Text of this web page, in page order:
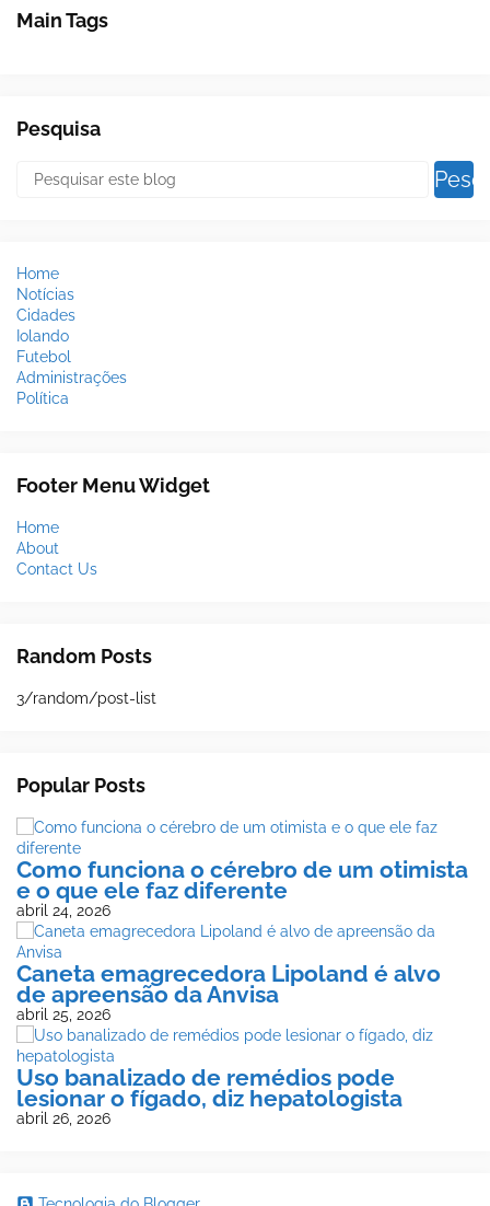
Main Tags
Pesquisa
Home
Notícias
Cidades
Iolando
Futebol
Administrações
Política
Footer Menu Widget
Home
About
Contact Us
Random Posts
3/random/post-list
Popular Posts
Como funciona o cérebro de um otimista
e o que ele faz diferente
abril 24, 2026
Caneta emagrecedora Lipoland é alvo
de apreensão da Anvisa
abril 25, 2026
Uso banalizado de remédios pode
lesionar o fígado, diz hepatologista
abril 26, 2026